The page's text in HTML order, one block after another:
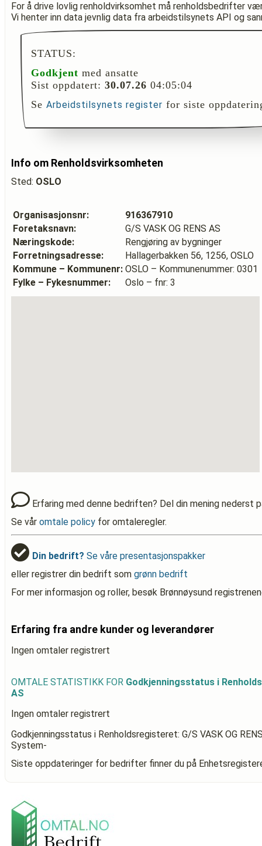
For å drive lovlig renholdvirksomhet må renholdsbedrifter
Vi henter inn data jevnlig data fra arbeidstilsynets API og
STATUS:
Godkjent med ansatte
Sist oppdatert: 30.07.26 04:05:04
Se Arbeidstilsynets register for siste
Info om Renholdsvirksomheten
Sted: OSLO
Organisasjonsnr:
916367910
Foretaksnavn:
G/S VASK OG RENS AS
Næringskode:
Rengjøring av bygninger
Forretningsadresse:
Hallagerbakken 56, 1256, OSLO
Kommune – Kommunenr: OSLO – Kommunenummer: 0301
Fylke – Fykesnummer:
Oslo – fnr: 3
Erfaring med denne bedriften? Del din mening nederst
Se vår omtale policy for omtaleregler.
Din bedrift? Se våre presentasjonspakker
eller registrer din bedrift som grønn bedrift
For mer informasjon og roller, besøk Brønnøysund
Erfaring fra andre kunder og leverandører
Ingen omtaler registrert
OMTALE STATISTIKK FOR Godkjenningsstatus i
AS
Ingen omtaler registrert
Godkjenningsstatus i Renholdsregisteret: G/S VASK OG
System-
Siste oppdateringer for bedrifter finner du på